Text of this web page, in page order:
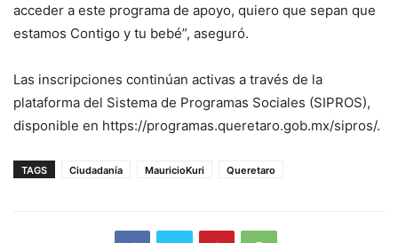
acceder a este programa de apoyo, quiero que sepan que
estamos Contigo y tu bebé”, aseguró.
Las inscripciones continúan activas a través de la
plataforma del Sistema de Programas Sociales (SIPROS),
disponible en https://programas.queretaro.gob.mx/sipros/.
TAGS Ciudadanía MauricioKuri Queretaro